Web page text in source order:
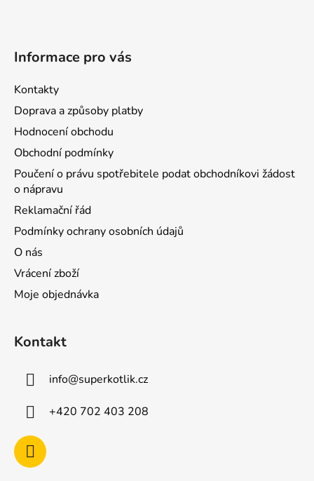
Informace pro vás
Kontakty
Doprava a způsoby platby
Hodnocení obchodu
Obchodní podmínky
Poučení o právu spotřebitele podat obchodníkovi žádost
o nápravu
Reklamační řád
Podmínky ochrany osobních údajů
O nás
Vrácení zboží
Moje objednávka
Kontakt
info@superkotlik.cz
+420 702 403 208